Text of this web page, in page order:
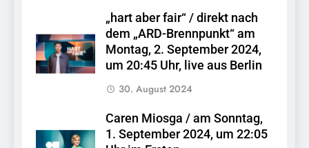
„hart aber fair“ / direkt nach
dem „ARD-Brennpunkt“ am
Montag, 2. September 2024,
um 20:45 Uhr, live aus Berlin
30. August 2024
Caren Miosga / am Sonntag,
1. September 2024, um 22:05